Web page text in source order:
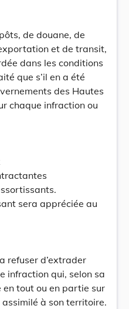
de douane, de
et de transit,
dans les conditions
que s’il en a été
des Hautes
chaque infraction ou
sera appréciée au
refuser d’extrader
infraction qui, selon sa
tout ou en partie sur
à son territoire.